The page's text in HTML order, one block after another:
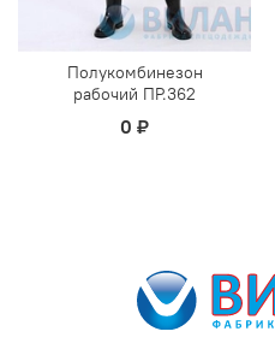
Полукомбинезон
рабочий ПР.362
0 ₽